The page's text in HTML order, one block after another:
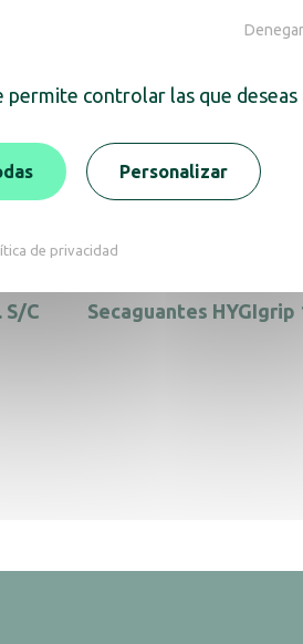
inox 304L
Secabotas HYGIfeet
S/C
Secaguantes HYGIgrip
permite controlar las que deseas
Personalizar
de privacidad